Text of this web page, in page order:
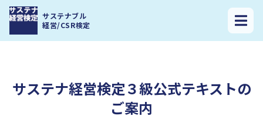
サステナブル
経営/CSR検定
サステナ経営検定トップ
サステナ経営検定３級［サステナビリティと
SDGs］の概要>サステナ経営検定３級公式テキストのご案内
サステナ経営検定３級公式テキストの
ご案内